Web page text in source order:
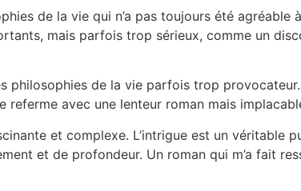
de la vie qui n’a pas toujours été agréable
mais parfois trop sérieux, comme un
philosophies de la vie parfois trop
referme avec une lenteur roman mais
et complexe. L’intrigue est un véritable
et de profondeur. Un roman qui m’a fait